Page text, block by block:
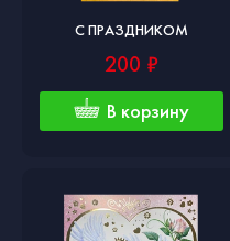
С ПРАЗДНИКОМ
200 ₽
В корзину